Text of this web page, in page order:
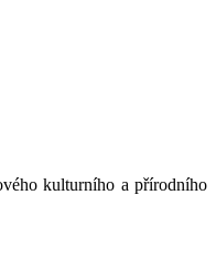
kulturního a přírodního